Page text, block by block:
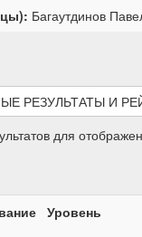
Багаутдинов
РЕЗУЛЬТАТЫ И
для
Уровень